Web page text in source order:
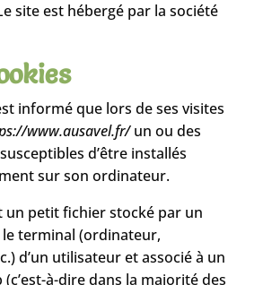
site est hébergé par la société
informé que lors de ses visites
www.ausavel.fr/un ou des
d’être installés
sur son ordinateur.
un petit fichier stocké par un
terminal (ordinateur,
d’un utilisateur et associé à un
à-dire dans la majorité des